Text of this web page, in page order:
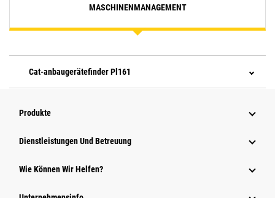
MASCHINENMANAGEMENT
Cat-anbaugerätefinder Pl161
Produkte
Dienstleistungen Und Betreuung
Wie Können Wir Helfen?